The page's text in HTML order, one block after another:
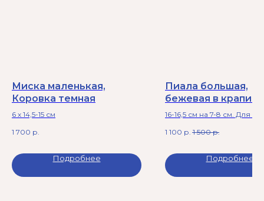
Миска маленькая,
Коровка темная
6 х 14,5-15 см
1 700 р.
Подробнее
Пиала большая,
бежевая в
16-16,5 см на 7-8 см. Для
Можно греть в
машине. Скидка!на дне
смотрите фото
1 100 р. 1 500 р.
Подробнее